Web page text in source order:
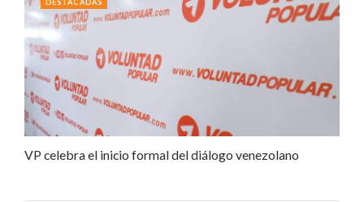
VP celebra el inicio formal del diálogo venezolano
DESTACADAS